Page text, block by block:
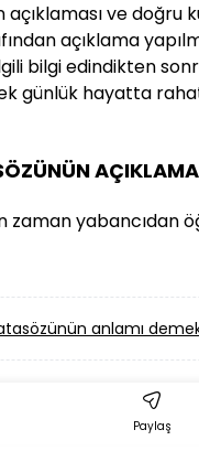
ve doğru
açıklama
bilgi edindikten
günlük hayatta
zaman yabancıdan
anlamı
Paylaş